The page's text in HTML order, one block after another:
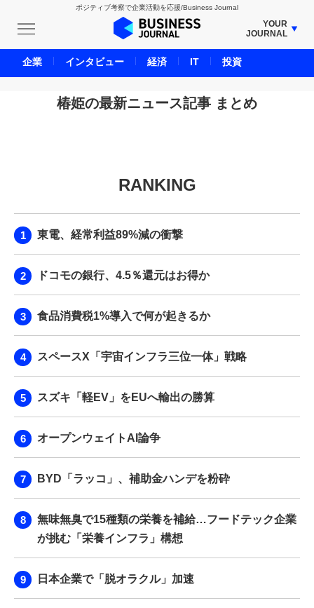
ポジティブ考察で企業活動を応援/Business Journal
YOUR
JOURNAL
BUSINESS JOURNAL
UNICORN JOURNAL
CARBON CREDITS JOURNAL
LIFE ENDING JOURNAL
BPaaS JOURNAL
椿姫の最新ニュース記事 まとめ
RANKING
東電、経常利益89%減の衝撃
ドコモの銀行、4.5％還元はお得か
食品消費税1%導入で何が起きるか
スペースX「宇宙インフラ三位一体」戦略
スズキ「軽EV」をEUへ輸出の勝算
オープンウェイトAI論争
BYD「ラッコ」、補助金ハンデを粉砕
無味無臭で15種類の栄養を補給…フードテック企業
が挑む「栄養インフラ」構想
日本企業で「脱オラクル」加速
企業 インタビュー 経済 IT 投資